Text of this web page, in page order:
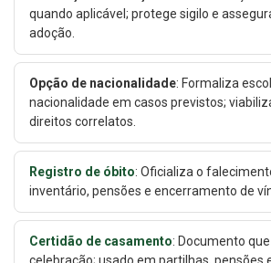
quando aplicável; protege sigilo e
adoção.
Opção de nacionalidade: Formaliza
nacionalidade em casos previstos;
direitos correlatos.
Registro de óbito: Oficializa o
inventário, pensões e encerramento de
Certidão de casamento: Documento
celebração; usado em partilhas, pensões